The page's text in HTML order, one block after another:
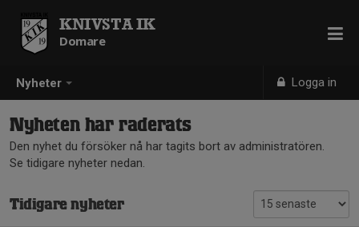
Nyheter Logga in
KNIVSTA IK
Domare
Nyheten har raderats
Den nyhet du försöker nå har tagits bort av administratören.
Se tidigare nyheter nedan.
Tidigare nyheter